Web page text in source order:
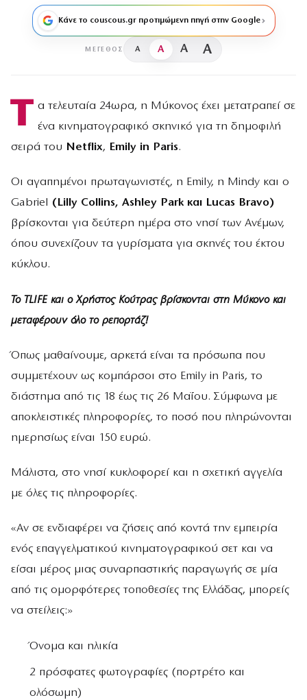
Κάνε το couscous.gr προτιμώμενη πηγή στην Google
ΜΈΓΕΘΟΣ A A A A
Τ α τελευταία 24ωρα, η Μύκονος έχει μετατραπεί σε
ένα κινηματογραφικό σκηνικό για τη δημοφιλή
σειρά του Netflix, Emily in Paris.
Οι αγαπημένοι πρωταγωνιστές, η Emily, η Mindy και ο
Gabriel (Lilly Collins, Ashley Park και Lucas Bravo)
βρίσκονται για δεύτερη ημέρα στο νησί των Ανέμων,
όπου συνεχίζουν τα γυρίσματα για σκηνές του έκτου
κύκλου.
Το TLIFE και ο Χρήστος Κούτρας βρίσκονται στη Μύκονο και
μεταφέρουν όλο το ρεπορτάζ!
Όπως μαθαίνουμε, αρκετά είναι τα πρόσωπα που
συμμετέχουν ως κομπάρσοι στο Emily in Paris, το
διάστημα από τις 18 έως τις 26 Μαΐου. Σύμφωνα με
αποκλειστικές πληροφορίες, το ποσό που πληρώνονται
ημερησίως είναι 150 ευρώ.
Μάλιστα, στο νησί κυκλοφορεί και η σχετική αγγελία
με όλες τις πληροφορίες.
«Αν σε ενδιαφέρει να ζήσεις από κοντά την εμπειρία
ενός επαγγελματικού κινηματογραφικού σετ και να
είσαι μέρος μιας συναρπαστικής παραγωγής σε μία
από τις ομορφότερες τοποθεσίες της Ελλάδας, μπορείς
να στείλεις:»
Όνομα και ηλικία
2 πρόσφατες φωτογραφίες (πορτρέτο και
ολόσωμη)